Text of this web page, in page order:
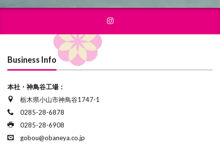
Business Info
本社・神鳥谷工場：
栃木県小山市神鳥谷1747-1
0285-28-6878
0285-28-6908
gobou@obaneya.co.jp